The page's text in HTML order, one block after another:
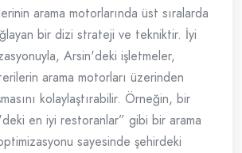
arama motorlarında üst sıralarda
bir dizi strateji ve tekniktir. İyi
Arsin'deki işletmeler,
arama motorları üzerinden
kolaylaştırabilir. Örneğin, bir
en iyi restoranlar” gibi bir arama
sayesinde şehirdeki